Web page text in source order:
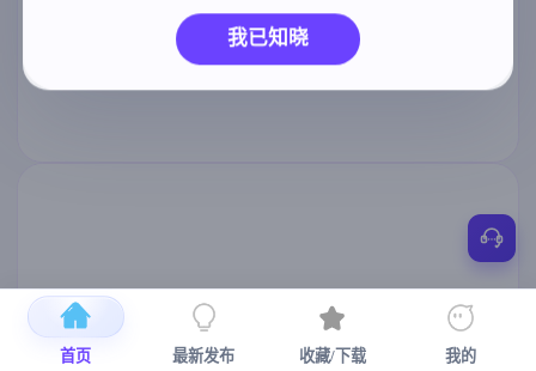
我已知晓
首页 最新发布 收藏/下载 我的